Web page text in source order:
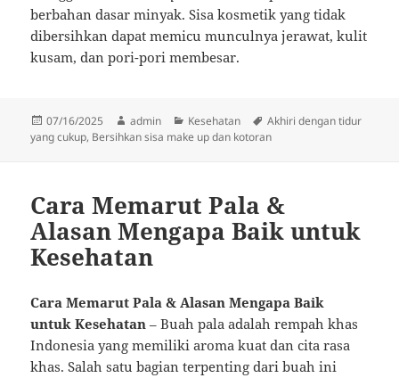
berbahan dasar minyak. Sisa kosmetik yang tidak
dibersihkan dapat memicu munculnya jerawat, kulit
kusam, dan pori-pori membesar.
Diposkan
pada
07/16/2025 Penulis
admin Kategori
Kesehatan Tag
Akhiri dengan tidur
yang cukup, Bersihkan sisa make up dan kotoran
Cara Memarut Pala &
Alasan Mengapa Baik untuk
Kesehatan
Cara Memarut Pala & Alasan Mengapa Baik
untuk Kesehatan – Buah pala adalah rempah khas
Indonesia yang memiliki aroma kuat dan cita rasa
khas. Salah satu bagian terpenting dari buah ini